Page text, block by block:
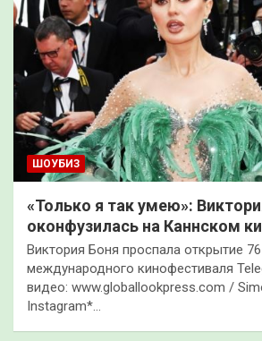
ШОУБИЗ
«Только я так умею»:
оконфузилась на Каннском
Виктория Боня проспала открытие
международного кинофестиваля
видео: www.globallookpress.com /
Instagram*…